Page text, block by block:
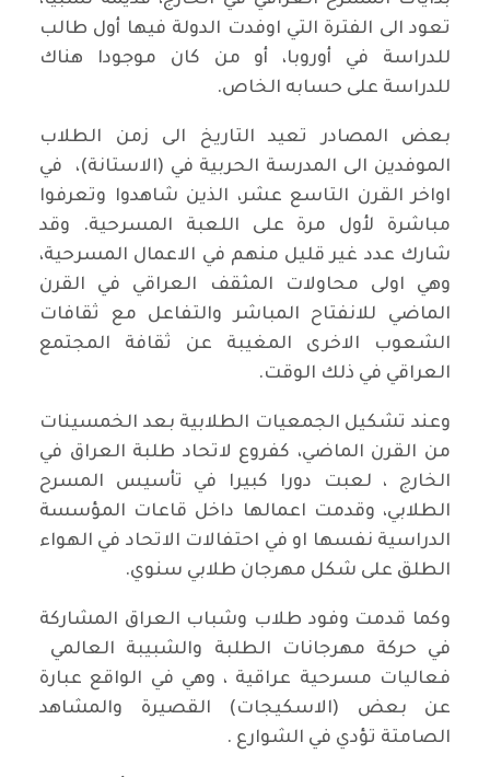
تعود الى الفترة التي اوفدت الدولة فيها أول طالب
للدراسة في أوروبا، أو من كان موجودا هناك
للدراسة على حسابه الخاص.
بعض المصادر تعيد التاريخ الى زمن الطلاب
الموفدين الى المدرسة الحربية في (الاستانة)، في
اواخر القرن التاسع عشر، الذين شاهدوا وتعرفوا
مباشرة لأول مرة على اللعبة المسرحية. وقد
شارك عدد غير قليل منهم في الاعمال المسرحية،
وهي اولى محاولات المثقف العراقي في القرن
الماضي للانفتاح المباشر والتفاعل مع ثقافات
الشعوب الاخرى المغيبة عن ثقافة المجتمع
العراقي في ذلك الوقت.
وعند تشكيل الجمعيات الطلابية بعد الخمسينات
من القرن الماضي، كفروع لاتحاد طلبة العراق في
الخارج ، لعبت دورا كبيرا في تأسيس المسرح
الطلابي، وقدمت اعمالها داخل قاعات المؤسسة
الدراسية نفسها او في احتفالات الاتحاد في الهواء
الطلق على شكل مهرجان طلابي سنوي.
وكما قدمت وفود طلاب وشباب العراق المشاركة
في حركة مهرجانات الطلبة والشبيبة العالمي
فعاليات مسرحية عراقية ، وهي في الواقع عبارة
عن بعض (الاسكيجات) القصيرة والمشاهد
الصامتة تؤدي في الشوارع .